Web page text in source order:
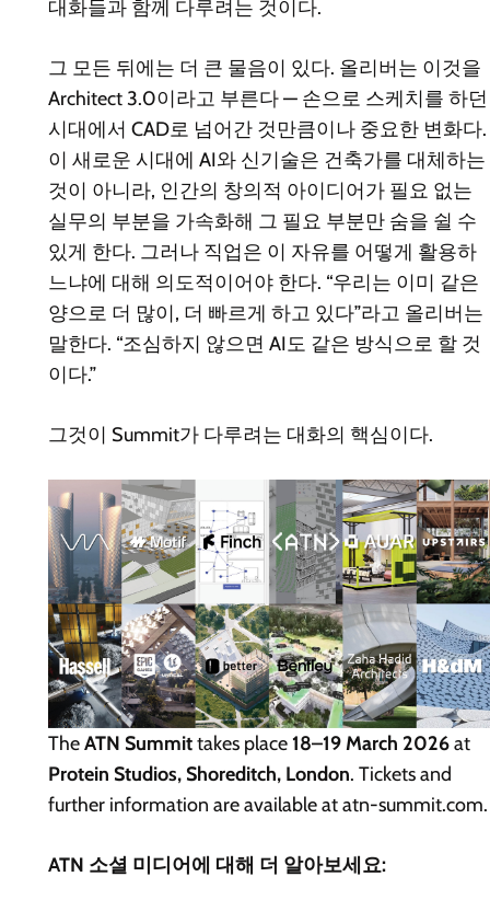
대화들과 함께 다루려는 것이다.
그 모든 뒤에는 더 큰 물음이 있다. 올리버는 이것을
Architect 3.0이라고 부른다 — 손으로 스케치를 하던
시대에서 CAD로 넘어간 것만큼이나 중요한 변화다.
이 새로운 시대에 AI와 신기술은 건축가를 대체하는
것이 아니라, 인간의 창의적 아이디어가 필요 없는
실무의 부분을 가속화해 그 필요 부분만 숨을 쉴 수
있게 한다. 그러나 직업은 이 자유를 어떻게 활용하
느냐에 대해 의도적이어야 한다. “우리는 이미 같은
양으로 더 많이, 더 빠르게 하고 있다”라고 올리버는
말한다. “조심하지 않으면 AI도 같은 방식으로 할 것
이다.”
그것이 Summit가 다루려는 대화의 핵심이다.
TheATN Summittakes place18–19 March 2026at
Protein Studios, Shoreditch, London. Tickets and
further information are available at atn-summit.com.
ATN 소셜 미디어에 대해 더 알아보세요: